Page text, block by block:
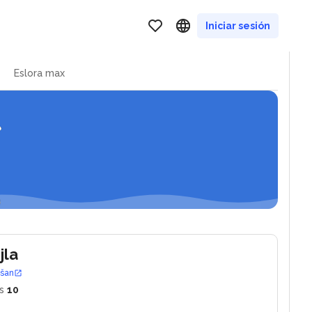
Iniciar sesión
- podstrana
Eslora max
10